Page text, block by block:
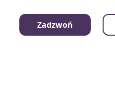
Zadzwoń